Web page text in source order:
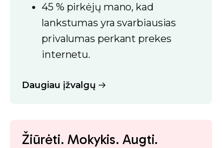
45 % pirkėjų mano, kad
lankstumas yra svarbiausias
privalumas perkant prekes
internetu.
Daugiau įžvalgų
Žiūrėti. Mokykis. Augti.